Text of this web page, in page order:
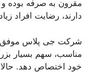
مقرون به صرفه بوده و
دارند، رضایت افراد
شرکت جی پلاس موفق
مناسب، سهم بسیار
خود اختصاص دهد.